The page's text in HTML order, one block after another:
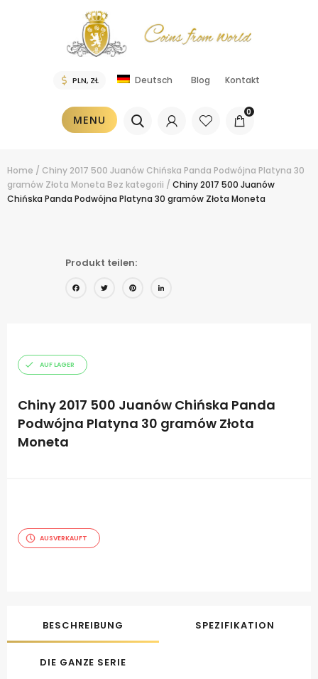
Deutsch Blog Kontakt
MENU
0
Home / Chiny 2017 500 Juanów Chińska Panda Podwójna Platyna 30
gramów Złota Moneta Bez kategorii / Chiny 2017 500 Juanów
Chińska Panda Podwójna Platyna 30 gramów Złota Moneta
Produkt teilen:
Facebook
TwitterPinterest
AUF LAGER
Chiny 2017 500 Juanów Chińska Panda
Podwójna Platyna 30 gramów Złota
Moneta
AUSVERKAUFT
BESCHREIBUNG SPEZIFIKATION
DIE GANZE SERIE